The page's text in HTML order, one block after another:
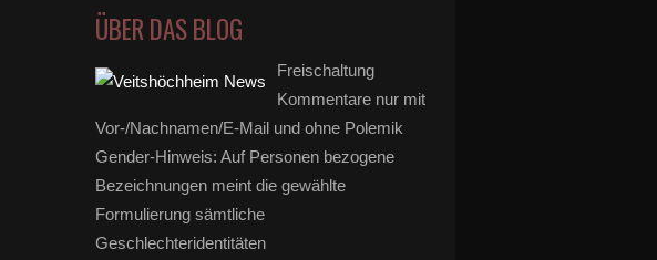
ÜBER DAS BLOG
Freischaltung
Kommentare nur mit
Vor-/Nachnamen/E-Mail und ohne Polemik
Gender-Hinweis: Auf Personen bezogene
Bezeichnungen meint die gewählte
Formulierung sämtliche
Geschlechteridentitäten